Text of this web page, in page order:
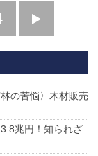
へ
の苦悩〉木材販売
兆円！知られざ